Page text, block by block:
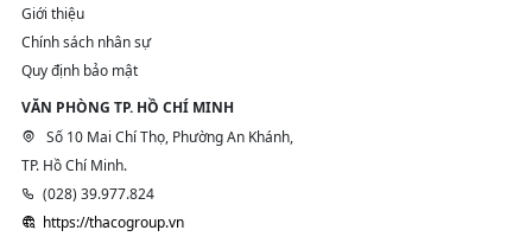
Giới thiệu
Chính sách nhân sự
Quy định bảo mật
VĂN PHÒNG TP. HỒ CHÍ MINH
Số 10 Mai Chí Thọ, Phường An Khánh,
TP. Hồ Chí Minh.
(028) 39.977.824
https://thacogroup.vn